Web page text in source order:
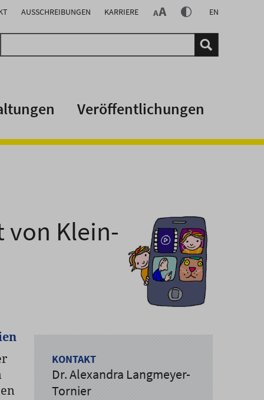
AUSSCHREIBUNGEN KARRIERE EN
Veröffentlichungen
von Klein-
KONTAKT
Dr. Alexandra Langmeyer-
Tornier